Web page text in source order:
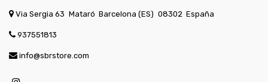
Via Sergia 63 Mataró Barcelona (ES) 08302 España
937551813
info@sbrstore.com